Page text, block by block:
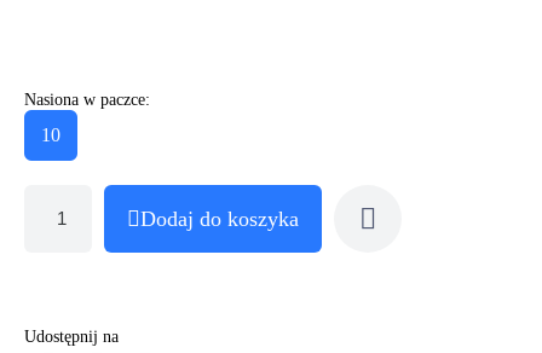
Nasiona w paczce:
10
Dodaj do koszyka
Udostępnij na